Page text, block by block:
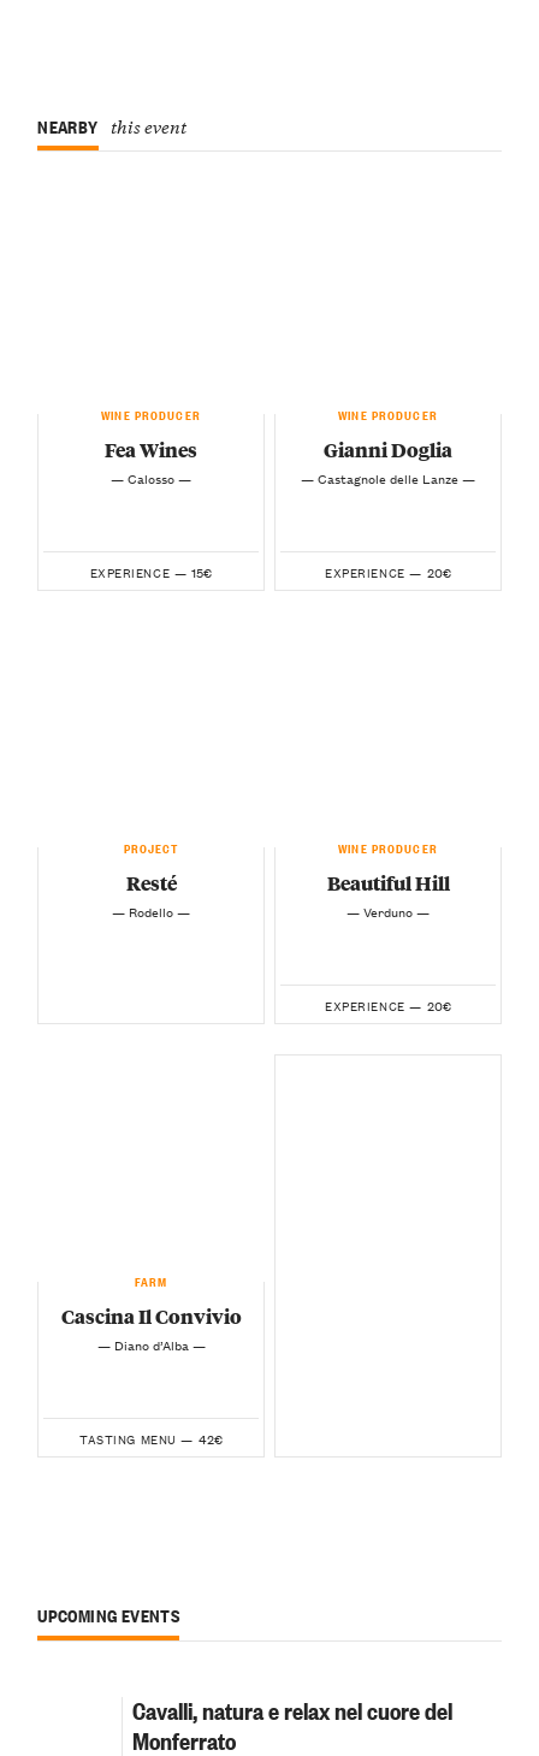
NEARBY this event
WINE PRODUCER
Fea Wines
— Calosso —
EXPERIENCE — 15€
WINE PRODUCER
Gianni Doglia
— Castagnole delle Lanze —
EXPERIENCE — 20€
PROJECT
Resté
— Rodello —
WINE PRODUCER
Beautiful Hill
— Verduno —
EXPERIENCE — 20€
FARM
Cascina Il Convivio
— Diano d’Alba —
TASTING MENU — 42€
UPCOMING EVENTS
Cavalli, natura e relax nel cuore del
Monferrato